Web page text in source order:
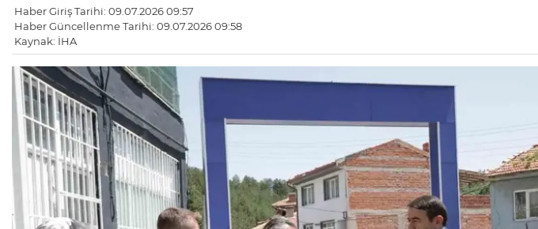
Haber Giriş Tarihi: 09.07.2026 09:57
Haber Güncellenme Tarihi: 09.07.2026 09:58
Kaynak: İHA